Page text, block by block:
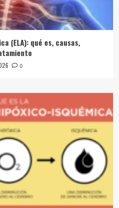
(ELA): qué es, causas,
0